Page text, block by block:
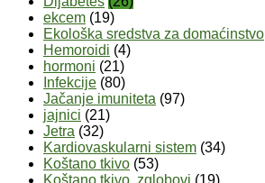
ekcem (19)
Ekološka sredstva za domaćinstvo
Hemoroidi (4)
hormoni (21)
Infekcije (80)
Jačanje imuniteta (97)
jajnici (21)
Jetra (32)
Kardiovaskularni sistem (34)
Koštano tkivo (53)